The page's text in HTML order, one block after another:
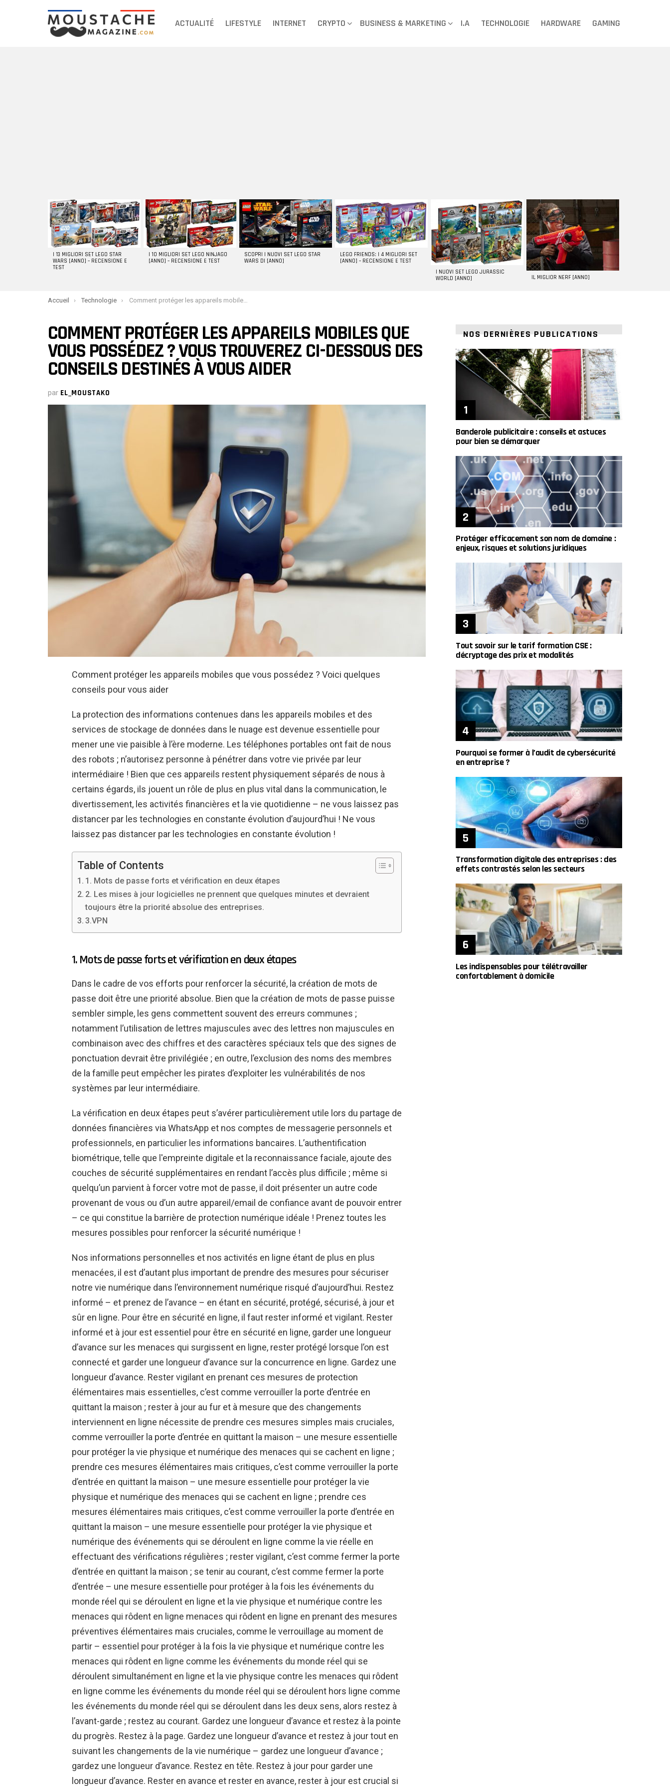
ACTUALITÉ LIFESTYLE INTERNET CRYPTO BUSINESS & MARKETING I.A TECHNOLOGIE HARDWARE GAMING
DERNIERS
ARTICLES
I 13 MIGLIORI SET LEGO STAR
WARS [ANNO] – RECENSIONE E
TEST
I 10 MIGLIORI SET LEGO NINJAGO
[ANNO] – RECENSIONE E TEST
SCOPRI I NUOVI SET LEGO STAR
WARS DI [ANNO]
LEGO FRIENDS: I 4 MIGLIORI SET
[ANNO] – RECENSIONE E TEST
I NUOVI SET LEGO JURASSIC
WORLD [ANNO]
IL MIGLIOR NERF [ANNO]
You are here:
Accueil Technologie Comment protéger les appareils mobiles que vous possédez ? Vous trouverez ci-dessous des conseils destinés à vous aider
COMMENT PROTÉGER LES APPAREILS MOBILES QUE
VOUS POSSÉDEZ ? VOUS TROUVEREZ CI-DESSOUS DES
CONSEILS DESTINÉS À VOUS AIDER
par EL_MOUSTAKO
Comment protéger les appareils mobiles que vous possédez ? Voici quelques
conseils pour vous aider
La protection des informations contenues dans les appareils mobiles et des
services de stockage de données dans le nuage est devenue essentielle pour
mener une vie paisible à l’ère moderne. Les téléphones portables ont fait de nous
des robots ; n’autorisez personne à pénétrer dans votre vie privée par leur
intermédiaire ! Bien que ces appareils restent physiquement séparés de nous à
certains égards, ils jouent un rôle de plus en plus vital dans la communication, le
divertissement, les activités financières et la vie quotidienne – ne vous laissez pas
distancer par les technologies en constante évolution d’aujourd’hui ! Ne vous
laissez pas distancer par les technologies en constante évolution !
Table of Contents
1. Mots de passe forts et vérification en deux étapes
2. Les mises à jour logicielles ne prennent que quelques minutes et devraient
toujours être la priorité absolue des entreprises.
3.VPN
1. Mots de passe forts et vérification en deux étapes
Dans le cadre de vos efforts pour renforcer la sécurité, la création de mots de
passe doit être une priorité absolue. Bien que la création de mots de passe puisse
sembler simple, les gens commettent souvent des erreurs communes ;
notamment l’utilisation de lettres majuscules avec des lettres non majuscules en
combinaison avec des chiffres et des caractères spéciaux tels que des signes de
ponctuation devrait être privilégiée ; en outre, l’exclusion des noms des membres
de la famille peut empêcher les pirates d’exploiter les vulnérabilités de nos
systèmes par leur intermédiaire.
La vérification en deux étapes peut s’avérer particulièrement utile lors du partage de
données financières via WhatsApp et nos comptes de messagerie personnels et
professionnels, en particulier les informations bancaires. L’authentification
biométrique, telle que l'empreinte digitale et la reconnaissance faciale, ajoute des
couches de sécurité supplémentaires en rendant l’accès plus difficile ; même si
quelqu’un parvient à forcer votre mot de passe, il doit présenter un autre code
provenant de vous ou d’un autre appareil/email de confiance avant de pouvoir entrer
– ce qui constitue la barrière de protection numérique idéale ! Prenez toutes les
mesures possibles pour renforcer la sécurité numérique !
Nos informations personnelles et nos activités en ligne étant de plus en plus
menacées, il est d’autant plus important de prendre des mesures pour sécuriser
notre vie numérique dans l’environnement numérique risqué d’aujourd’hui. Restez
informé – et prenez de l’avance – en étant en sécurité, protégé, sécurisé, à jour et
sûr en ligne. Pour être en sécurité en ligne, il faut rester informé et vigilant. Rester
informé et à jour est essentiel pour être en sécurité en ligne, garder une longueur
d’avance sur les menaces qui surgissent en ligne, rester protégé lorsque l’on est
connecté et garder une longueur d’avance sur la concurrence en ligne. Gardez une
longueur d’avance. Rester vigilant en prenant ces mesures de protection
élémentaires mais essentielles, c’est comme verrouiller la porte d’entrée en
quittant la maison ; rester à jour au fur et à mesure que des changements
interviennent en ligne nécessite de prendre ces mesures simples mais cruciales,
comme verrouiller la porte d’entrée en quittant la maison – une mesure essentielle
pour protéger la vie physique et numérique des menaces qui se cachent en ligne ;
prendre ces mesures élémentaires mais critiques, c’est comme verrouiller la porte
d’entrée en quittant la maison – une mesure essentielle pour protéger la vie
physique et numérique des menaces qui se cachent en ligne ; prendre ces
mesures élémentaires mais critiques, c’est comme verrouiller la porte d’entrée en
quittant la maison – une mesure essentielle pour protéger la vie physique et
numérique des événements qui se déroulent en ligne comme la vie réelle en
effectuant des vérifications régulières ; rester vigilant, c’est comme fermer la porte
d’entrée en quittant la maison ; se tenir au courant, c’est comme fermer la porte
d’entrée – une mesure essentielle pour protéger à la fois les événements du
monde réel qui se déroulent en ligne et la vie physique et numérique contre les
menaces qui rôdent en ligne menaces qui rôdent en ligne en prenant des mesures
préventives élémentaires mais cruciales, comme le verrouillage au moment de
partir – essentiel pour protéger à la fois la vie physique et numérique contre les
menaces qui rôdent en ligne comme les événements du monde réel qui se
déroulent simultanément en ligne et la vie physique contre les menaces qui rôdent
en ligne comme les événements du monde réel qui se déroulent hors ligne comme
les événements du monde réel qui se déroulent dans les deux sens, alors restez à
l’avant-garde ; restez au courant. Gardez une longueur d’avance et restez à la pointe
du progrès. Restez à la page. Gardez une longueur d’avance et restez à jour tout en
suivant les changements de la vie numérique – gardez une longueur d’avance ;
gardez une longueur d’avance. Restez en tête. Restez à jour pour garder une
longueur d’avance. Rester en avance et rester en avance, rester à jour est crucial si
NOS DERNIÈRES PUBLICATIONS
Banderole publicitaire : conseils et astuces
pour bien se démarquer
Protéger efficacement son nom de domaine :
enjeux, risques et solutions juridiques
Tout savoir sur le tarif formation CSE :
décryptage des prix et modalités
Pourquoi se former à l’audit de cybersécurité
en entreprise ?
Transformation digitale des entreprises : des
effets contrastés selon les secteurs
Les indispensables pour télétravailler
confortablement à domicile